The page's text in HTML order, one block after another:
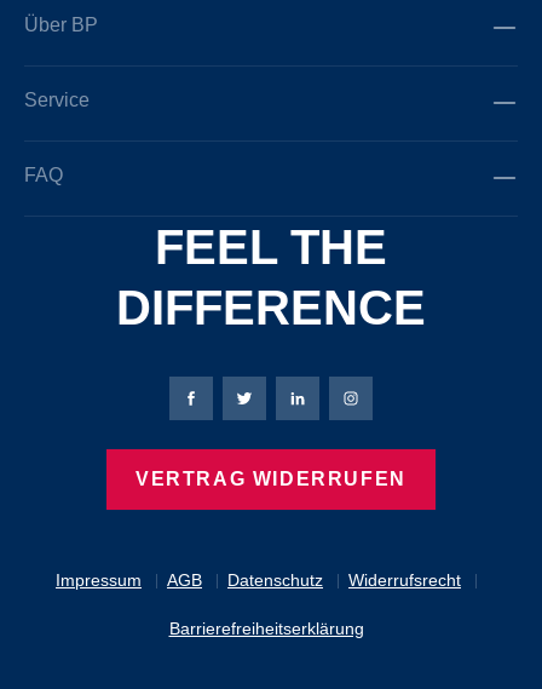
Über BP
Service
FAQ
FEEL THE
DIFFERENCE
Impressum AGB Datenschutz Widerrufsrecht
Barrierefreiheitserklärung
Bierbaum-Proenen Facebook-Seite
Bierbaum-Proenen Twitter Seite
Bierbaum-Proenen LinkedIn
Bierbaum-Proenen
VERTRAG WIDERRUFEN